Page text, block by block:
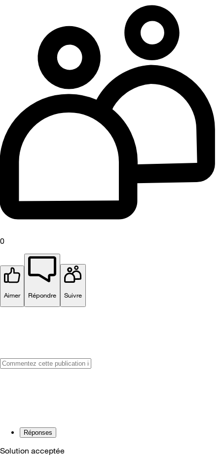
0
Aimer Répondre Suivre
Réponses
Solution acceptée